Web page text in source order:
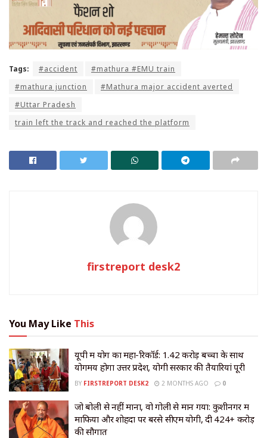
Tags: #accident
#mathura #EMU train
#mathura junction
#Mathura major accident averted
#Uttar Pradesh
train left the track and reached the platform
firstreport desk2
You May Like This
यूपी में योग का महा-रिकॉर्ड: 1.42 करोड़ बच्चों के साथ
योगमय होगा उत्तर प्रदेश, योगी सरकार की तैयारियां पूरी
BY FIRSTREPORT DESK2 2 MONTHS AGO 0
जो बोली से नहीं माना, वो गोली से मान गया: कुशीनगर में
माफिया और शोहदों पर बरसे सीएम योगी, दी ₹424+ करोड़
की सौगात